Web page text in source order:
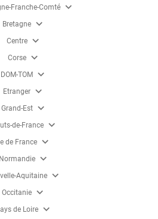
Franche-Comté expand_more
Bretagne expand_more
Centre expand_more
Corse expand_more
DOM-TOM expand_more
Etranger expand_more
Grand-Est expand_more
de-France expand_more
Ile de France expand_more
Normandie expand_more
Aquitaine expand_more
Occitanie expand_more
de Loire expand_more